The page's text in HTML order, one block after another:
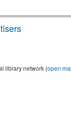
library network (open